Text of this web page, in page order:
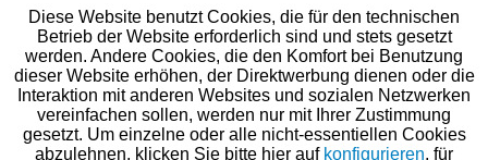
Diese Website benutzt Cookies, die für den technischen
Betrieb der Website erforderlich sind und stets gesetzt
werden. Andere Cookies, die den Komfort bei Benutzung
dieser Website erhöhen, der Direktwerbung dienen oder die
Interaktion mit anderen Websites und sozialen Netzwerken
vereinfachen sollen, werden nur mit Ihrer Zustimmung
gesetzt. Um einzelne oder alle nicht-essentiellen Cookies
abzulehnen, klicken Sie bitte hier auf konfigurieren, für